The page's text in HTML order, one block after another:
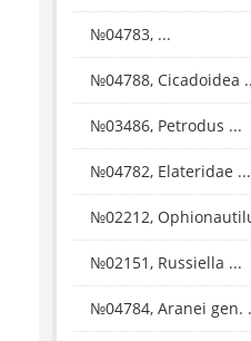
№04783, ...
№04788, Cicadoidea
№03486, Petrodus ...
№04782, Elateridae ...
№02212,
№02151, Russiella ...
№04784, Aranei gen.